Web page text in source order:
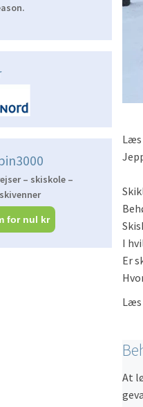
Læs
I
Er
Læs
At
– skiskole –
for nul kr